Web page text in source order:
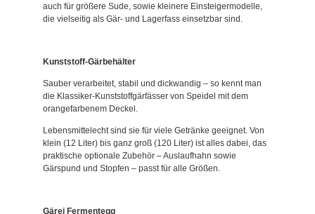
auch für größere Sude, sowie kleinere Einsteigermodelle,
die vielseitig als Gär- und Lagerfass einsetzbar sind.
Kunststoff-Gärbehälter
Sauber verarbeitet, stabil und dickwandig – so kennt man
die Klassiker-Kunststoffgärfässer von Speidel mit dem
orangefarbenem Deckel.
Lebensmittelecht sind sie für viele Getränke geeignet. Von
klein (12 Liter) bis ganz groß (120 Liter) ist alles dabei, das
praktische optionale Zubehör – Auslaufhahn sowie
Gärspund und Stopfen – passt für alle Größen.
Gärei Fermentegg